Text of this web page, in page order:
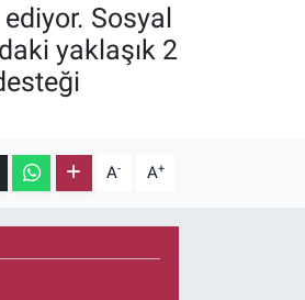
Sosyal
yaklaşık 2
A- A+